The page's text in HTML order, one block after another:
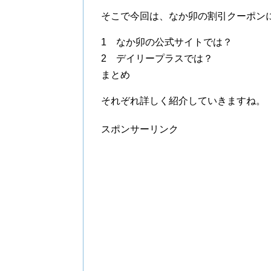
そこで今回は、なか卯の割引クーポン
1 なか卯の公式サイトでは？
2 デイリープラスでは？
まとめ
それぞれ詳しく紹介していきますね。
スポンサーリンク